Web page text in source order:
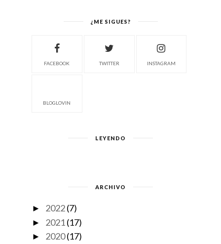
¿ME SIGUES?
FACEBOOK TWITTER INSTAGRAM
BLOGLOVIN
LEYENDO
ARCHIVO
► 2022(7)
► 2021(17)
► 2020(17)